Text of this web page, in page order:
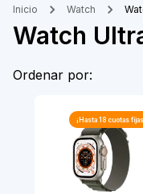
Inicio Watch
Watch
Ordenar por:
¡Hasta18 cuotas